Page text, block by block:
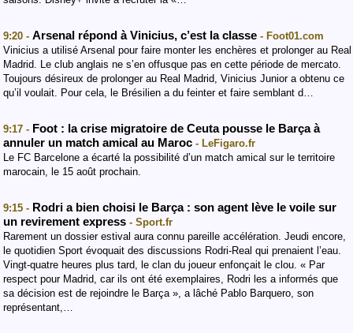
9:20 - Arsenal répond à Vinicius, c’est la classe - Foot01.com
Vinicius a utilisé Arsenal pour faire monter les enchères et prolonger au Real
Madrid. Le club anglais ne s’en offusque pas en cette période de mercato.
Toujours désireux de prolonger au Real Madrid, Vinicius Junior a obtenu ce
qu’il voulait. Pour cela, le Brésilien a du feinter et faire semblant d…
9:17 - Foot : la crise migratoire de Ceuta pousse le Barça à
annuler un match amical au Maroc - LeFigaro.fr
Le FC Barcelone a écarté la possibilité d’un match amical sur le territoire
marocain, le 15 août prochain.
9:15 - Rodri a bien choisi le Barça : son agent lève le voile sur
un revirement express - Sport.fr
Rarement un dossier estival aura connu pareille accélération. Jeudi encore,
le quotidien Sport évoquait des discussions Rodri-Real qui prenaient l’eau.
Vingt-quatre heures plus tard, le clan du joueur enfonçait le clou. « Par
respect pour Madrid, car ils ont été exemplaires, Rodri les a informés que
sa décision est de rejoindre le Barça », a lâché Pablo Barquero, son
représentant,…